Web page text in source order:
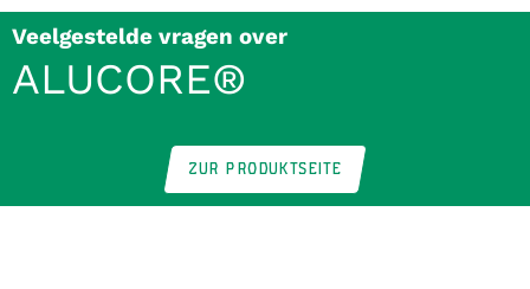
Veelgestelde vragen over
ALUCORE®
ZUR PRODUKTSEITE